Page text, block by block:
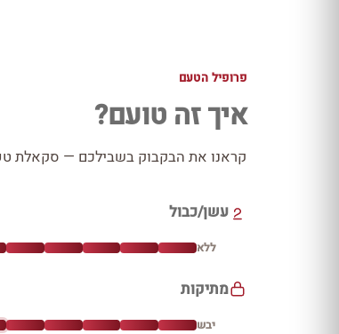
פרופיל הטעם
איך זה טועם?
קראנו את הבקבוק בשבילכם — סקאלת
עשן/כבול
ללא
מתיקות
יבש